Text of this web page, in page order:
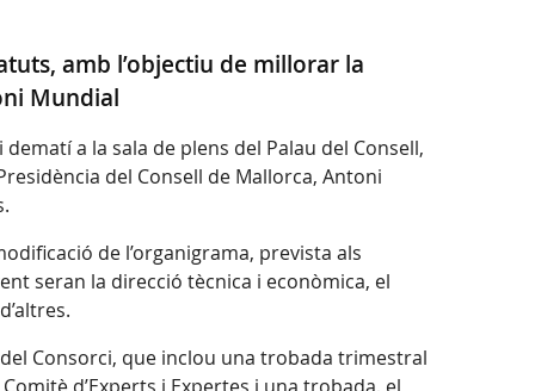
amb l’objectiu de millorar la
Mundial
a la sala de plens del Palau del Consell,
del Consell de Mallorca, Antoni
de l’organigrama, prevista als
seran la direcció tècnica i econòmica, el
Consorci, que inclou una trobada trimestral